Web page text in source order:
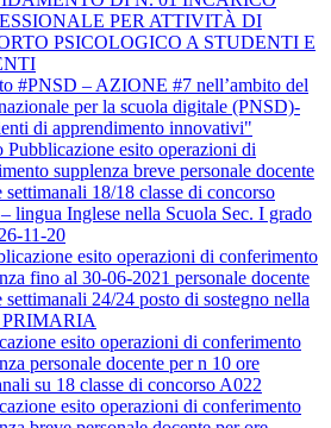
PER ATTIVITÀ DI
PSICOLOGICO A STUDENTI E
#PNSD – AZIONE #7 nell’ambito del
per la scuola digitale (PNSD)-
di apprendimento innovativi"
Pubblicazione esito operazioni di
supplenza breve personale docente
settimanali 18/18 classe di concorso
lingua Inglese nella Scuola Sec. I grado
11-20
esito operazioni di conferimento
fino al 30-06-2021 personale docente
settimanali 24/24 posto di sostegno nella
PRIMARIA
esito operazioni di conferimento
personale docente per n 10 ore
su 18 classe di concorso A022
esito operazioni di conferimento